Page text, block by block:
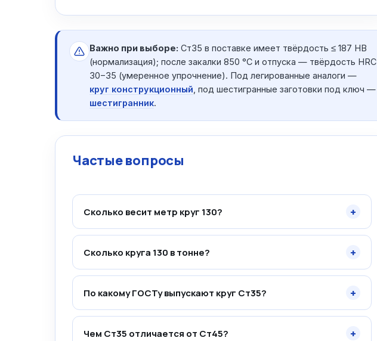
Важно при выборе: Ст35 в поставке имеет твёрдость ≤ 187 HB
(нормализация); после закалки 850 °C и отпуска — твёрдость HRC
30−35 (умеренное упрочнение). Под легированные аналоги —
круг конструкционный , под шестигранные заготовки под ключ —
шестигранник.
Частые вопросы
Сколько весит метр круг 130? +
Сколько круга 130 в тонне? +
По какому ГОСТу выпускают круг Ст35? +
Чем Ст35 отличается от Ст45? +